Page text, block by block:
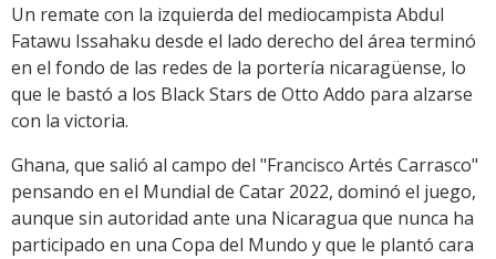
Un remate con la izquierda del mediocampista Abdul
Fatawu Issahaku desde el lado derecho del área terminó
en el fondo de las redes de la portería nicaragüense, lo
que le bastó a los Black Stars de Otto Addo para alzarse
con la victoria.
Ghana, que salió al campo del "Francisco Artés Carrasco"
pensando en el Mundial de Catar 2022, dominó el juego,
aunque sin autoridad ante una Nicaragua que nunca ha
participado en una Copa del Mundo y que le plantó cara